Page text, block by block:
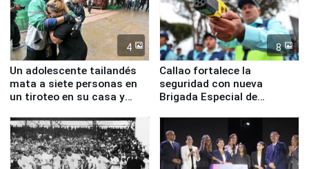
4
Un adolescente tailandés
mata a siete personas en
un tiroteo en su casa y
8
Callao fortalece la
seguridad con nueva
Brigada Especial de
equipamiento para
Serenazgo